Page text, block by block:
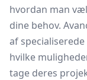
hvordan man
dine behov.
af
hvilke
tage deres